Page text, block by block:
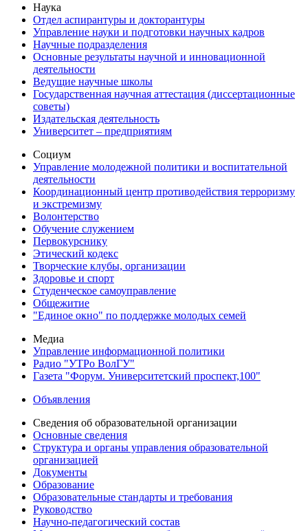
Наука
Отдел аспирантуры и докторантуры
Управление науки и подготовки научных кадров
Научные подразделения
Основные результаты научной и инновационной
деятельности
Ведущие научные школы
Государственная научная аттестация (диссертационные
советы)
Издательская деятельность
Университет – предприятиям
Социум
Управление молодежной политики и воспитательной
деятельности
Координационный центр противодействия терроризму
и экстремизму
Волонтерство
Обучение служением
Первокурснику
Этический кодекс
Творческие клубы, организации
Здоровье и спорт
Студенческое самоуправление
Общежитие
"Единое окно" по поддержке молодых семей
Медиа
Управление информационной политики
Радио "УТРо ВолГУ"
Газета "Форум. Университетский проспект,100"
Объявления
Сведения об образовательной организации
Основные сведения
Структура и органы управления образовательной
организацией
Документы
Образование
Образовательные стандарты и требования
Руководство
Научно-педагогический состав